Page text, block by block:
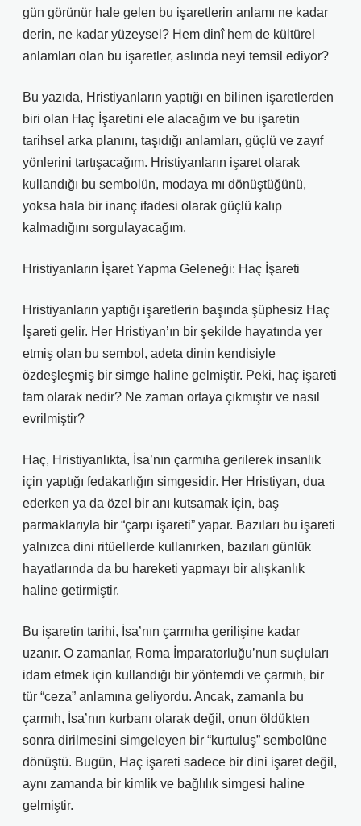
gün görünür hale gelen bu işaretlerin anlamı ne kadar
derin, ne kadar yüzeysel? Hem dinî hem de kültürel
anlamları olan bu işaretler, aslında neyi temsil ediyor?
Bu yazıda, Hristiyanların yaptığı en bilinen işaretlerden
biri olan Haç İşaretini ele alacağım ve bu işaretin
tarihsel arka planını, taşıdığı anlamları, güçlü ve zayıf
yönlerini tartışacağım. Hristiyanların işaret olarak
kullandığı bu sembolün, modaya mı dönüştüğünü,
yoksa hala bir inanç ifadesi olarak güçlü kalıp
kalmadığını sorgulayacağım.
Hristiyanların İşaret Yapma Geleneği: Haç İşareti
Hristiyanların yaptığı işaretlerin başında şüphesiz Haç
İşareti gelir. Her Hristiyan’ın bir şekilde hayatında yer
etmiş olan bu sembol, adeta dinin kendisiyle
özdeşleşmiş bir simge haline gelmiştir. Peki, haç işareti
tam olarak nedir? Ne zaman ortaya çıkmıştır ve nasıl
evrilmiştir?
Haç, Hristiyanlıkta, İsa’nın çarmıha gerilerek insanlık
için yaptığı fedakarlığın simgesidir. Her Hristiyan, dua
ederken ya da özel bir anı kutsamak için, baş
parmaklarıyla bir “çarpı işareti” yapar. Bazıları bu işareti
yalnızca dini ritüellerde kullanırken, bazıları günlük
hayatlarında da bu hareketi yapmayı bir alışkanlık
haline getirmiştir.
Bu işaretin tarihi, İsa’nın çarmıha gerilişine kadar
uzanır. O zamanlar, Roma İmparatorluğu’nun suçluları
idam etmek için kullandığı bir yöntemdi ve çarmıh, bir
tür “ceza” anlamına geliyordu. Ancak, zamanla bu
çarmıh, İsa’nın kurbanı olarak değil, onun öldükten
sonra dirilmesini simgeleyen bir “kurtuluş” sembolüne
dönüştü. Bugün, Haç işareti sadece bir dini işaret değil,
aynı zamanda bir kimlik ve bağlılık simgesi haline
gelmiştir.